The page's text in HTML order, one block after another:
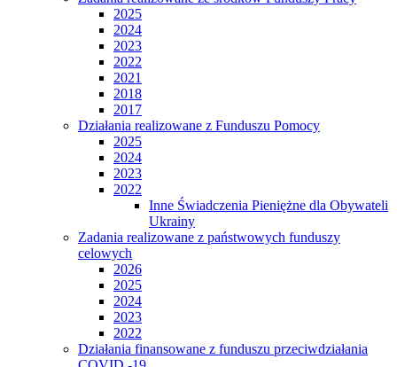
2025
2024
2023
2022
2021
2018
2017
Działania realizowane z Funduszu Pomocy
2025
2024
2023
2022
Inne Świadczenia Pieniężne dla Obywateli
Ukrainy
Zadania realizowane z państwowych funduszy
celowych
2026
2025
2024
2023
2022
Działania finansowane z funduszu przeciwdziałania